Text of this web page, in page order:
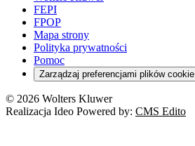
FEPI
FPOP
Mapa strony
Polityka prywatności
Pomoc
Zarządzaj preferencjami plików cookie
© 2026 Wolters Kluwer
Realizacja Ideo Powered by: CMS Edito